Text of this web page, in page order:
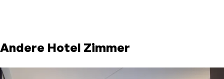
Andere Hotel Zimmer